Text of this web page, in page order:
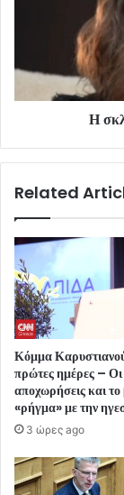
Η
Related
Κόμμα
πρώτες ημέρες – Οι
αποχωρήσεις και
«ρήγμα» με την
3 ώρες ago